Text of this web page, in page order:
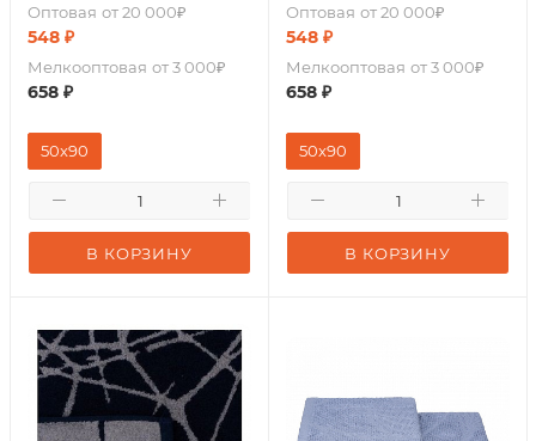
Оптовая от 20 000₽
548 ₽
Мелкооптовая от 3 000₽
658 ₽
В КОРЗИНУ
50x90
Оптовая от 20 000₽
548 ₽
Мелкооптовая от 3 000₽
658 ₽
В КОРЗИНУ
50x90